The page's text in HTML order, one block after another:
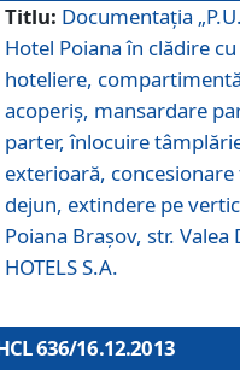
Titlu: Documentaţia
Hotel Poiana în clădire
hoteliere,
acoperiş, mansardare
parter, înlocuire
exterioară,
dejun, extindere pe
Poiana Braşov, str.
HOTELS S.A.
636/16.12.2013